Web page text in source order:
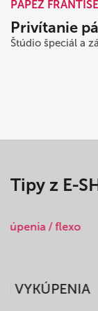
PÁPEŽ
Privítanie
Štúdio špeciál a
Tipy z E-
VYKÚPENIA